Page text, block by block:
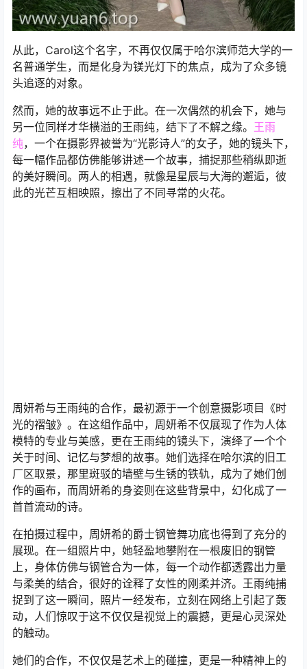
从此，Carol这个名字，不再仅仅属于哈尔滨师范大学的一
名普通学生，而是化身为镁光灯下的焦点，成为了众多镜
头追逐的对象。
然而，她的故事远不止于此。在一次偶然的机会下，她与
另一位同样才华横溢的王雨纯，结下了不解之缘。 王雨
纯，一个在摄影界被誉为“光影诗人”的女子，她的镜头下，
每一幅作品都仿佛能够讲述一个故事，捕捉那些稍纵即逝
的美好瞬间。两人的相遇，就像是星辰与大海的邂逅，彼
此的光芒互相映照，擦出了不同寻常的火花。
周妍希与王雨纯的合作，最初源于一个创意摄影项目《时
光的褶皱》。在这组作品中，周妍希不仅展现了作为人体
模特的专业与美感，更在王雨纯的镜头下，演绎了一个个
关于时间、记忆与梦想的故事。她们选择在哈尔滨的旧工
厂区取景，那里斑驳的墙壁与生锈的铁轨，成为了她们创
作的画布，而周妍希的身姿则在这些背景中，幻化成了一
首首流动的诗。
在拍摄过程中，周妍希的爵士钢管舞功底也得到了充分的
展现。在一组照片中，她轻盈地攀附在一根废旧的钢管
上，身体仿佛与钢管合为一体，每一个动作都透露出力量
与柔美的结合，很好的诠释了女性的刚柔并济。王雨纯捕
捉到了这一瞬间，照片一经发布，立刻在网络上引起了轰
动，人们惊叹于这不仅仅是视觉上的震撼，更是心灵深处
的触动。
她们的合作，不仅仅是艺术上的碰撞，更是一种精神上的